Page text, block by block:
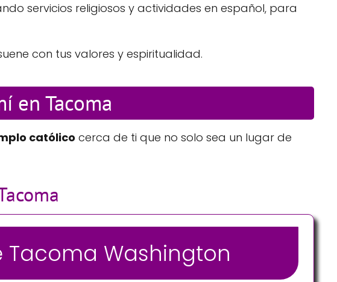
servicios religiosos y actividades en español, para
con tus valores y espiritualidad.
en Tacoma
católico cerca de ti que no solo sea un lugar de
Tacoma Washington